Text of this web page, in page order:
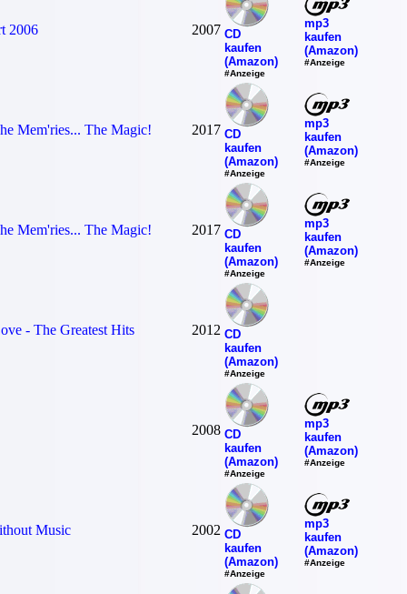
2006 2007 CD
kaufen
(Amazon)
#Anzeige
mp3
kaufen
(Amazon)
#Anzeige
Mem'ries... The Magic! 2017 CD
kaufen
(Amazon)
#Anzeige
mp3
kaufen
(Amazon)
#Anzeige
Mem'ries... The Magic! 2017 CD
kaufen
(Amazon)
#Anzeige
mp3
kaufen
(Amazon)
#Anzeige
- The Greatest Hits 2012 CD
kaufen
(Amazon)
#Anzeige
2008 CD
kaufen
(Amazon)
#Anzeige
mp3
kaufen
(Amazon)
#Anzeige
Music 2002 CD
kaufen
(Amazon)
#Anzeige
mp3
kaufen
(Amazon)
#Anzeige